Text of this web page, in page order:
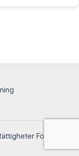
Förbehållna